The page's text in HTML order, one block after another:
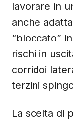
lavorare in
anche
“bloccato”
rischi in
corridoi
terzini
La scelta di